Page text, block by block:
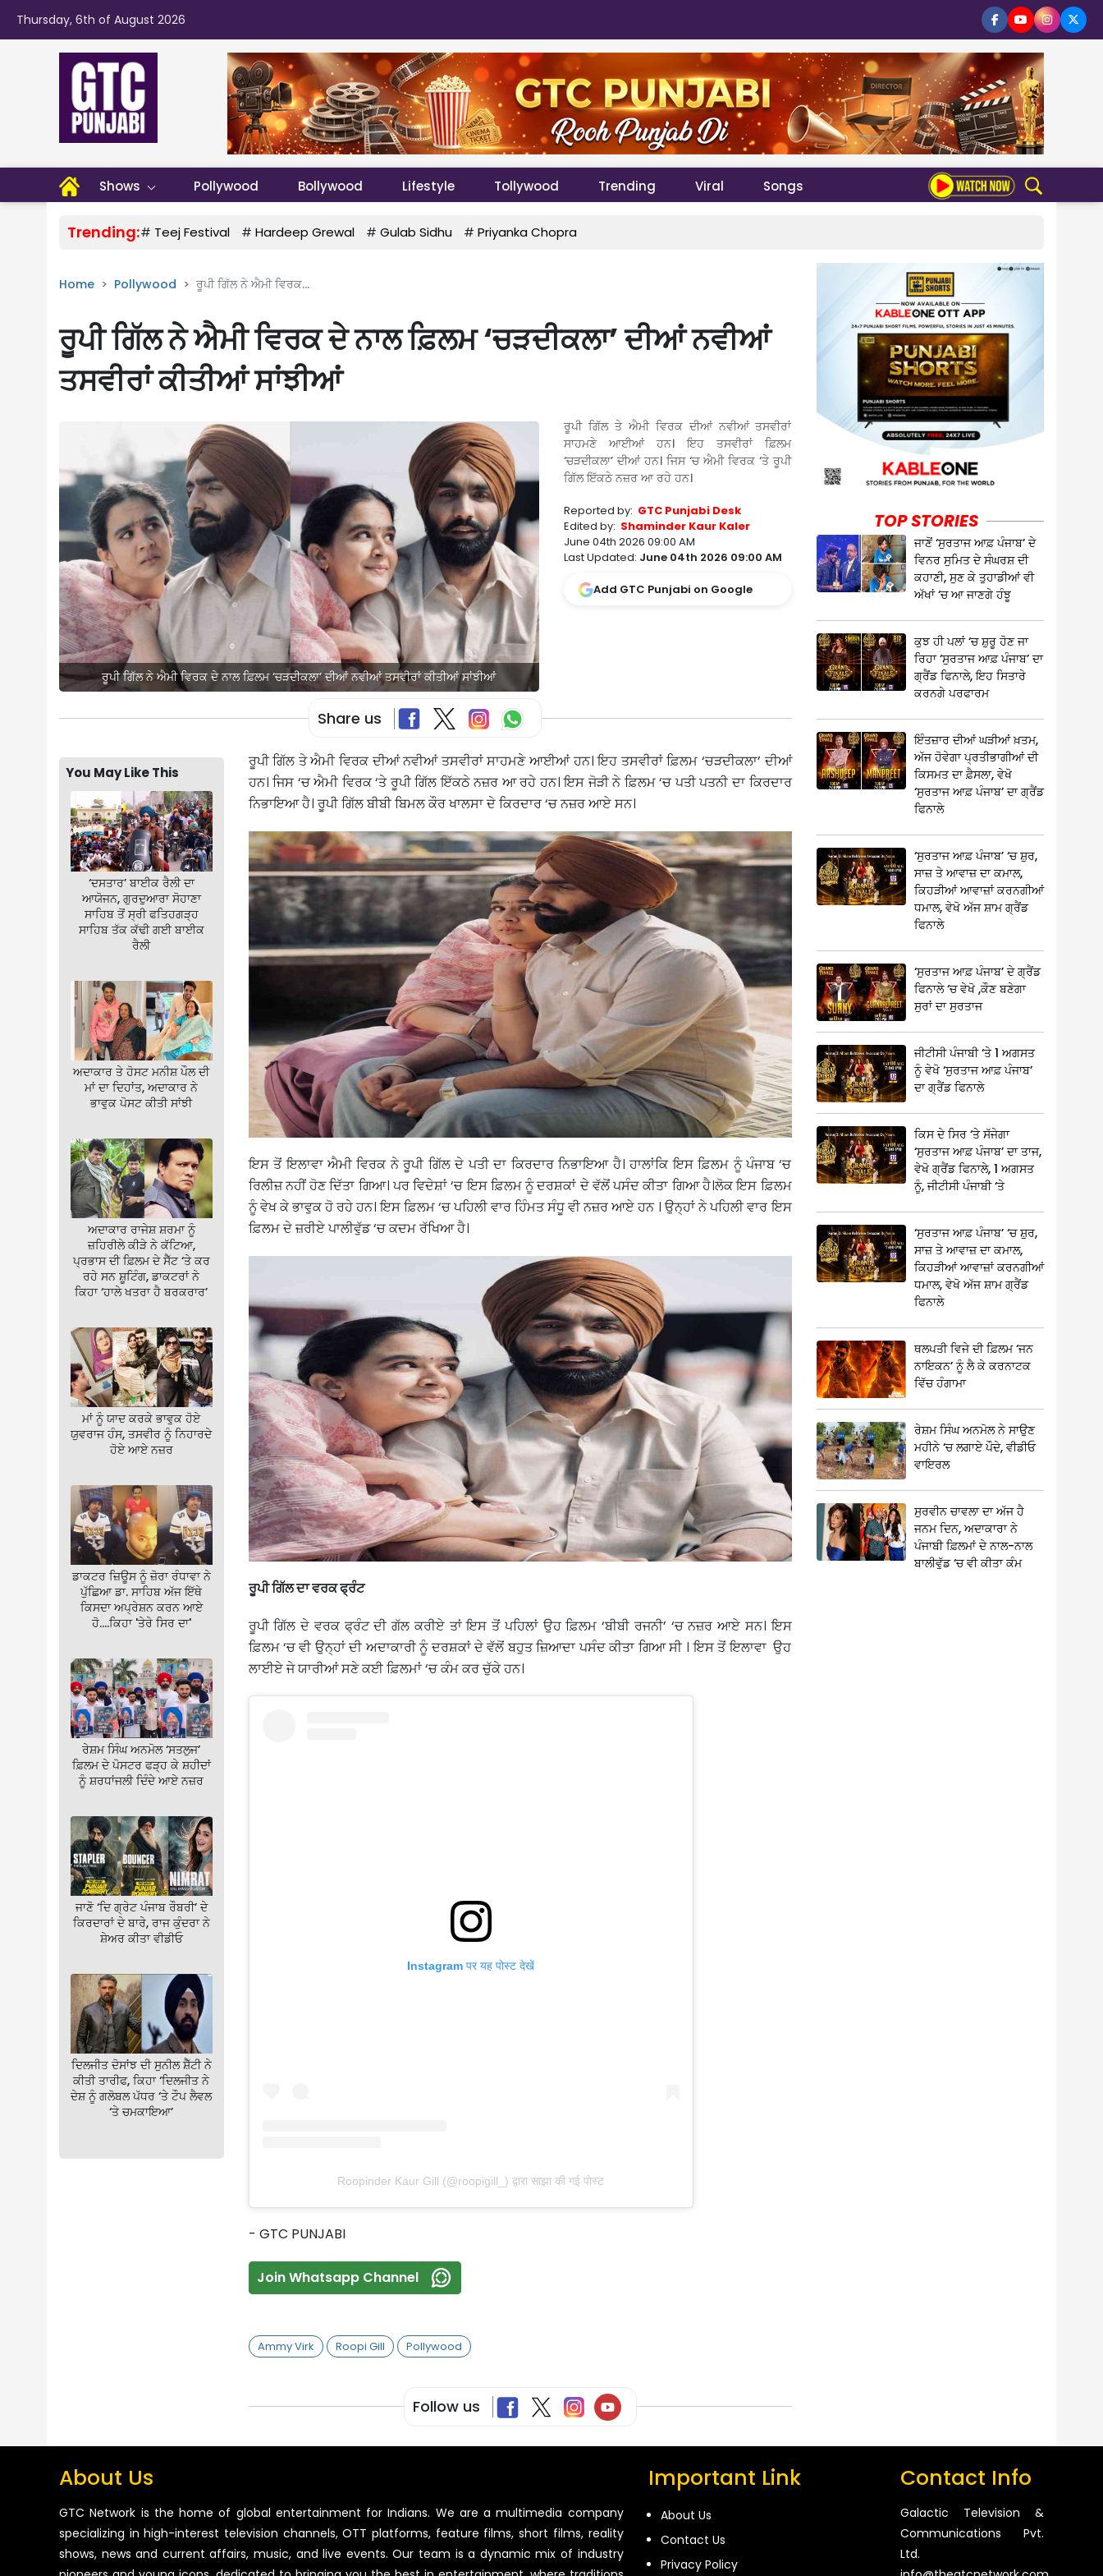
Thursday, 6th of August 2026
Shows Pollywood Bollywood Lifestyle Tollywood Trending Viral Songs
Trending:# Teej Festival # Hardeep Grewal # Gulab Sidhu # Priyanka Chopra
Home Pollywood ਰੂਪੀ ਗਿੱਲ ਨੇ ਐਮੀ ਵਿਰਕ...
ਰੂਪੀ ਗਿੱਲ ਨੇ ਐਮੀ ਵਿਰਕ ਦੇ ਨਾਲ ਫ਼ਿਲਮ ‘ਚੜਦੀਕਲਾ’ ਦੀਆਂ ਨਵੀਆਂ
ਤਸਵੀਰਾਂ ਕੀਤੀਆਂ ਸਾਂਝੀਆਂ
ਰੂਪੀ ਗਿੱਲ ਨੇ ਐਮੀ ਵਿਰਕ ਦੇ ਨਾਲ ਫ਼ਿਲਮ ‘ਚੜਦੀਕਲਾ’ ਦੀਆਂ ਨਵੀਆਂ ਤਸਵੀਰਾਂ ਕੀਤੀਆਂ ਸਾਂਝੀਆਂ
ਰੂਪੀ ਗਿੱਲ ਤੇ ਐਮੀ ਵਿਰਕ ਦੀਆਂ ਨਵੀਆਂ ਤਸਵੀਰਾਂ
ਸਾਹਮਣੇ ਆਈਆਂ ਹਨ। ਇਹ ਤਸਵੀਰਾਂ ਫ਼ਿਲਮ
‘ਚੜਦੀਕਲਾ’ ਦੀਆਂ ਹਨ। ਜਿਸ ‘ਚ ਐਮੀ ਵਿਰਕ ‘ਤੇ ਰੂਪੀ
ਗਿੱਲ ਇੱਕਠੇ ਨਜ਼ਰ ਆ ਰਹੇ ਹਨ।
Reported by: GTC Punjabi Desk
Edited by: Shaminder Kaur Kaler
June 04th 2026 09:00 AM
Last Updated: June 04th 2026 09:00 AM
Add GTC Punjabi on Google
Share us
You May Like This
‘ਦਸਤਾਰ’ ਬਾਈਕ ਰੈਲੀ ਦਾ
ਆਯੋਜਨ, ਗੁਰਦੁਆਰਾ ਸੋਹਾਣਾ
ਸਾਹਿਬ ਤੋਂ ਸ੍ਰੀ ਫਤਿਹਗੜ੍ਹ
ਸਾਹਿਬ ਤੱਕ ਕੱਢੀ ਗਈ ਬਾਈਕ
ਰੈਲੀ
ਅਦਾਕਾਰ ਤੇ ਹੋਸਟ ਮਨੀਸ਼ ਪੌਲ ਦੀ
ਮਾਂ ਦਾ ਦਿਹਾਂਤ, ਅਦਾਕਾਰ ਨੇ
ਭਾਵੁਕ ਪੋਸਟ ਕੀਤੀ ਸਾਂਝੀ
ਅਦਾਕਾਰ ਰਾਜੇਸ਼ ਸ਼ਰਮਾ ਨੂੰ
ਜ਼ਹਿਰੀਲੇ ਕੀੜੇ ਨੇ ਕੱਟਿਆ,
ਪ੍ਰਭਾਸ ਦੀ ਫ਼ਿਲਮ ਦੇ ਸੈੱਟ ‘ਤੇ ਕਰ
ਰਹੇ ਸਨ ਸ਼ੂਟਿੰਗ, ਡਾਕਟਰਾਂ ਨੇ
ਕਿਹਾ ‘ਹਾਲੇ ਖਤਰਾ ਹੈ ਬਰਕਰਾਰ’
ਮਾਂ ਨੂੰ ਯਾਦ ਕਰਕੇ ਭਾਵੁਕ ਹੋਏ
ਯੁਵਰਾਜ ਹੰਸ, ਤਸਵੀਰ ਨੂੰ ਨਿਹਾਰਦੇ
ਹੋਏ ਆਏ ਨਜ਼ਰ
ਡਾਕਟਰ ਜ਼ਿਊਸ ਨੂੰ ਜ਼ੋਰਾ ਰੰਧਾਵਾ ਨੇ
ਪੁੱਛਿਆ ਡਾ. ਸਾਹਿਬ ਅੱਜ ਇੱਥੇ
ਕਿਸਦਾ ਅਪ੍ਰੇਸ਼ਨ ਕਰਨ ਆਏ
ਹੋ….ਕਿਹਾ 'ਤੇਰੇ ਸਿਰ ਦਾ'
ਰੇਸ਼ਮ ਸਿੰਘ ਅਨਮੋਲ ‘ਸਤਲੁਜ’
ਫ਼ਿਲਮ ਦੇ ਪੋਸਟਰ ਫੜ੍ਹ ਕੇ ਸ਼ਹੀਦਾਂ
ਨੂੰ ਸ਼ਰਧਾਂਜਲੀ ਦਿੰਦੇ ਆਏ ਨਜ਼ਰ
ਜਾਣੋ ‘ਦਿ ਗ੍ਰੇਟ ਪੰਜਾਬ ਰੌਬਰੀ’ ਦੇ
ਕਿਰਦਾਰਾਂ ਦੇ ਬਾਰੇ, ਰਾਜ ਕੁੰਦਰਾ ਨੇ
ਸ਼ੇਅਰ ਕੀਤਾ ਵੀਡੀਓ
ਦਿਲਜੀਤ ਦੋਸਾਂਝ ਦੀ ਸੁਨੀਲ ਸ਼ੈੱਟੀ ਨੇ
ਕੀਤੀ ਤਾਰੀਫ, ਕਿਹਾ ‘ਦਿਲਜੀਤ ਨੇ
ਦੇਸ਼ ਨੂੰ ਗਲੋਬਲ ਪੱਧਰ ‘ਤੇ ਟੌਪ ਲੈਵਲ
‘ਤੇ ਚਮਕਾਇਆ’
ਰੂਪੀ ਗਿੱਲ ਤੇ ਐਮੀ ਵਿਰਕ ਦੀਆਂ ਨਵੀਆਂ ਤਸਵੀਰਾਂ ਸਾਹਮਣੇ ਆਈਆਂ ਹਨ। ਇਹ ਤਸਵੀਰਾਂ ਫ਼ਿਲਮ ‘ਚੜਦੀਕਲਾ’ ਦੀਆਂ
ਹਨ। ਜਿਸ ‘ਚ ਐਮੀ ਵਿਰਕ ‘ਤੇ ਰੂਪੀ ਗਿੱਲ ਇੱਕਠੇ ਨਜ਼ਰ ਆ ਰਹੇ ਹਨ। ਇਸ ਜੋੜੀ ਨੇ ਫ਼ਿਲਮ ‘ਚ ਪਤੀ ਪਤਨੀ ਦਾ ਕਿਰਦਾਰ
ਨਿਭਾਇਆ ਹੈ। ਰੂਪੀ ਗਿੱਲ ਬੀਬੀ ਬਿਮਲ ਕੌਰ ਖਾਲਸਾ ਦੇ ਕਿਰਦਾਰ ‘ਚ ਨਜ਼ਰ ਆਏ ਸਨ।
ਇਸ ਤੋਂ ਇਲਾਵਾ ਐਮੀ ਵਿਰਕ ਨੇ ਰੂਪੀ ਗਿੱਲ ਦੇ ਪਤੀ ਦਾ ਕਿਰਦਾਰ ਨਿਭਾਇਆ ਹੈ। ਹਾਲਾਂਕਿ ਇਸ ਫ਼ਿਲਮ ਨੂੰ ਪੰਜਾਬ ‘ਚ
ਰਿਲੀਜ਼ ਨਹੀਂ ਹੋਣ ਦਿੱਤਾ ਗਿਆ। ਪਰ ਵਿਦੇਸ਼ਾਂ ‘ਚ ਇਸ ਫ਼ਿਲਮ ਨੂੰ ਦਰਸ਼ਕਾਂ ਦੇ ਵੱਲੋਂ ਪਸੰਦ ਕੀਤਾ ਗਿਆ ਹੈ।ਲੋਕ ਇਸ ਫ਼ਿਲਮ
ਨੂੰ ਵੇਖ ਕੇ ਭਾਵੁਕ ਹੋ ਰਹੇ ਹਨ। ਇਸ ਫ਼ਿਲਮ ‘ਚ ਪਹਿਲੀ ਵਾਰ ਹਿੰਮਤ ਸੰਧੂ ਵੀ ਨਜ਼ਰ ਆਏ ਹਨ । ਉਨ੍ਹਾਂ ਨੇ ਪਹਿਲੀ ਵਾਰ ਇਸ
ਫ਼ਿਲਮ ਦੇ ਜ਼ਰੀਏ ਪਾਲੀਵੁੱਡ ‘ਚ ਕਦਮ ਰੱਖਿਆ ਹੈ।
ਰੂਪੀ ਗਿੱਲ ਦਾ ਵਰਕ ਫ੍ਰੰਟ
ਰੂਪੀ ਗਿੱਲ ਦੇ ਵਰਕ ਫ੍ਰੰਟ ਦੀ ਗੱਲ ਕਰੀਏ ਤਾਂ ਇਸ ਤੋਂ ਪਹਿਲਾਂ ਉਹ ਫ਼ਿਲਮ ‘ਬੀਬੀ ਰਜਨੀ’ ‘ਚ ਨਜ਼ਰ ਆਏ ਸਨ। ਇਸ
ਫ਼ਿਲਮ ‘ਚ ਵੀ ਉਨ੍ਹਾਂ ਦੀ ਅਦਾਕਾਰੀ ਨੂੰ ਦਰਸ਼ਕਾਂ ਦੇ ਵੱਲੋਂ ਬਹੁਤ ਜ਼ਿਆਦਾ ਪਸੰਦ ਕੀਤਾ ਗਿਆ ਸੀ । ਇਸ ਤੋਂ ਇਲਾਵਾ ਉਹ
ਲਾਈਏ ਜੇ ਯਾਰੀਆਂ ਸਣੇ ਕਈ ਫ਼ਿਲਮਾਂ ‘ਚ ਕੰਮ ਕਰ ਚੁੱਕੇ ਹਨ।
Instagram पर यह पोस्ट देखें
Roopinder Kaur Gill (@roopigill_) द्वारा साझा की गई पोस्ट
- GTC PUNJABI
Join Whatsapp Channel
Ammy Virk Roopi Gill Pollywood
Follow us
TOP STORIES
ਜਾਣੋਂ ‘ਸੁਰਤਾਜ ਆਫ਼ ਪੰਜਾਬ’ ਦੇ
ਵਿਨਰ ਸੁਮਿਤ ਦੇ ਸੰਘਰਸ਼ ਦੀ
ਕਹਾਣੀ, ਸੁਣ ਕੇ ਤੁਹਾਡੀਆਂ ਵੀ
ਅੱਖਾਂ ‘ਚ ਆ ਜਾਣਗੇ ਹੰਝੂ
ਕੁਝ ਹੀ ਪਲਾਂ ‘ਚ ਸ਼ੁਰੂ ਹੋਣ ਜਾ
ਰਿਹਾ ‘ਸੁਰਤਾਜ ਆਫ਼ ਪੰਜਾਬ’ ਦਾ
ਗ੍ਰੈਂਡ ਫਿਨਾਲੇ, ਇਹ ਸਿਤਾਰੇ
ਕਰਨਗੇ ਪਰਫਾਰਮ
ਇੰਤਜ਼ਾਰ ਦੀਆਂ ਘੜੀਆਂ ਖ਼ਤਮ,
ਅੱਜ ਹੋਵੇਗਾ ਪ੍ਰਤੀਭਾਗੀਆਂ ਦੀ
ਕਿਸਮਤ ਦਾ ਫ਼ੈਸਲਾ, ਵੇਖੋ
‘ਸੁਰਤਾਜ ਆਫ਼ ਪੰਜਾਬ’ ਦਾ ਗ੍ਰੈਂਡ
ਫਿਨਾਲੇ
‘ਸੁਰਤਾਜ ਆਫ਼ ਪੰਜਾਬ’ ‘ਚ ਸ਼ੁਰ,
ਸਾਜ਼ ਤੇ ਆਵਾਜ਼ ਦਾ ਕਮਾਲ,
ਕਿਹੜੀਆਂ ਆਵਾਜ਼ਾਂ ਕਰਨਗੀਆਂ
ਧਮਾਲ, ਵੇਖੋ ਅੱਜ ਸ਼ਾਮ ਗ੍ਰੈਂਡ
ਫਿਨਾਲੇ
‘ਸੁਰਤਾਜ ਆਫ਼ ਪੰਜਾਬ’ ਦੇ ਗ੍ਰੈਂਡ
ਫਿਨਾਲੇ ‘ਚ ਵੇਖੋ ,ਕੌਣ ਬਣੇਗਾ
ਸੁਰਾਂ ਦਾ ਸੁਰਤਾਜ
ਜੀਟੀਸੀ ਪੰਜਾਬੀ ‘ਤੇ 1 ਅਗਸਤ
ਨੂੰ ਵੇਖੋ ‘ਸੁਰਤਾਜ ਆਫ਼ ਪੰਜਾਬ’
ਦਾ ਗ੍ਰੈਂਡ ਫਿਨਾਲੇ
ਕਿਸ ਦੇ ਸਿਰ ‘ਤੇ ਸੱਜੇਗਾ
‘ਸੁਰਤਾਜ ਆਫ਼ ਪੰਜਾਬ’ ਦਾ ਤਾਜ,
ਵੇਖੋ ਗ੍ਰੈਂਡ ਫਿਨਾਲੇ, 1 ਅਗਸਤ
ਨੂੰ, ਜੀਟੀਸੀ ਪੰਜਾਬੀ ‘ਤੇ
‘ਸੁਰਤਾਜ ਆਫ਼ ਪੰਜਾਬ’ ‘ਚ ਸ਼ੁਰ,
ਸਾਜ਼ ਤੇ ਆਵਾਜ਼ ਦਾ ਕਮਾਲ,
ਕਿਹੜੀਆਂ ਆਵਾਜ਼ਾਂ ਕਰਨਗੀਆਂ
ਧਮਾਲ, ਵੇਖੋ ਅੱਜ ਸ਼ਾਮ ਗ੍ਰੈਂਡ
ਫਿਨਾਲੇ
ਥਲਪਤੀ ਵਿਜੇ ਦੀ ਫ਼ਿਲਮ ‘ਜਨ
ਨਾਇਕਨ’ ਨੂੰ ਲੈ ਕੇ ਕਰਨਾਟਕ
ਵਿੱਚ ਹੰਗਾਮਾ
ਰੇਸ਼ਮ ਸਿੰਘ ਅਨਮੋਲ ਨੇ ਸਾਉਣ
ਮਹੀਨੇ ‘ਚ ਲਗਾਏ ਪੌਦੇ, ਵੀਡੀਓ
ਵਾਇਰਲ
ਸੁਰਵੀਨ ਚਾਵਲਾ ਦਾ ਅੱਜ ਹੈ
ਜਨਮ ਦਿਨ, ਅਦਾਕਾਰਾ ਨੇ
ਪੰਜਾਬੀ ਫ਼ਿਲਮਾਂ ਦੇ ਨਾਲ-ਨਾਲ
ਬਾਲੀਵੁੱਡ ‘ਚ ਵੀ ਕੀਤਾ ਕੰਮ
About Us
GTC Network is the home of global entertainment for Indians. We are a multimedia company
specializing in high-interest television channels, OTT platforms, feature films, short films, reality
shows, news and current affairs, music, and live events. Our team is a dynamic mix of industry
Important Link
About Us
Contact Us
Privacy Policy
Contact Info
Galactic Television &
Communications Pvt.
Ltd.